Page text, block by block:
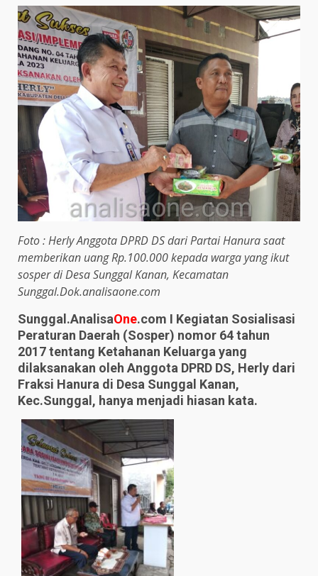
Foto : Herly Anggota DPRD DS dari Partai Hanura saat
memberikan uang Rp.100.000 kepada warga yang ikut
sosper di Desa Sunggal Kanan, Kecamatan
Sunggal.Dok.analisaone.com
Sunggal.AnalisaOne.com I Kegiatan Sosialisasi
Peraturan Daerah (Sosper) nomor 64 tahun
2017 tentang Ketahanan Keluarga yang
dilaksanakan oleh Anggota DPRD DS, Herly dari
Fraksi Hanura di Desa Sunggal Kanan,
Kec.Sunggal, hanya menjadi hiasan kata.